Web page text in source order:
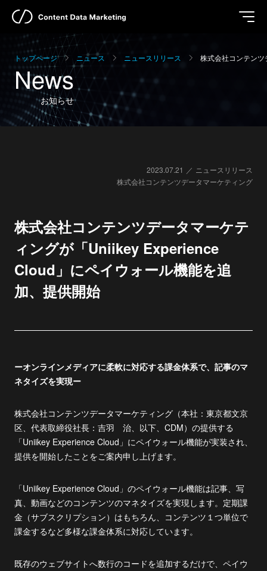
トップページ ニュース ニュースリリース 株式会社コンテン
News
お知らせ
2023.07.21
ニュースリリース
株式会社コンテンツデータマーケティング
株式会社コンテンツデータマーケテ
ィングが「Uniikey Experience
Cloud」にペイウォール機能を追
加、提供開始
ーオンラインメディアに柔軟に対応する課金体系で、記事のマ
ネタイズを実現ー
株式会社コンテンツデータマーケティング（本社：東京都文京
区、代表取締役社長：吉羽 治、以下、CDM）の提供する
「Uniikey Experience Cloud」にペイウォール機能が実装され、
提供を開始したことをご案内申し上げます。
「Uniikey Experience Cloud」のペイウォール機能は記事、写
真、動画などのコンテンツのマネタイズを実現します。定期課
金（サブスクリプション）はもちろん、コンテンツ１つ単位で
課金するなど多様な課金体系に対応しています。
既存のウェブサイトへ数行のコードを追加するだけで、ペイウ